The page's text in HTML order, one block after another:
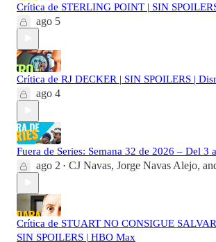
Crítica de STERLING POINT | SIN
ago 5
Crítica de RJ DECKER | SIN SPOILERS |
ago 4
Fuera de Series: Semana 32 de 2026 – Del 3
ago 2 • CJ Navas, Jorge Navas Alejo,
Crítica de STUART NO CONSIGUE
SIN SPOILERS | HBO Max